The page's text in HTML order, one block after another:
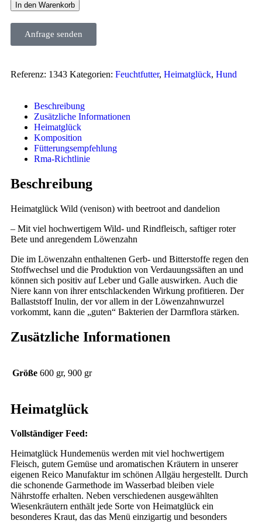
In den Warenkorb
Anfrage senden
Referenz: 1343 Kategorien: Feuchtfutter, Heimatglück, Hund
Beschreibung
Zusätzliche Informationen
Heimatglück
Komposition
Fütterungsempfehlung
Rma-Richtlinie
Beschreibung
Heimatglück Wild (venison) with beetroot and dandelion
– Mit viel hochwertigem Wild- und Rindfleisch, saftiger roter
Bete und anregendem Löwenzahn
Die im Löwenzahn enthaltenen Gerb- und Bitterstoffe regen den
Stoffwechsel und die Produktion von Verdauungssäften an und
können sich positiv auf Leber und Galle auswirken. Auch die
Niere kann von ihrer entschlackenden Wirkung profitieren. Der
Ballaststoff Inulin, der vor allem in der Löwenzahnwurzel
vorkommt, kann die „guten“ Bakterien der Darmflora stärken.
Zusätzliche Informationen
Größe 600 gr, 900 gr
Heimatglück
Vollständiger Feed:
Heimatglück Hundemenüs werden mit viel hochwertigem
Fleisch, gutem Gemüse und aromatischen Kräutern in unserer
eigenen Reico Manufaktur im schönen Allgäu hergestellt. Durch
die schonende Garmethode im Wasserbad bleiben viele
Nährstoffe erhalten. Neben verschiedenen ausgewählten
Wiesenkräutern enthält jede Sorte von Heimatglück ein
besonderes Kraut, das das Menü einzigartig und besonders